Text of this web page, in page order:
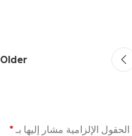
Older
الحقول الإلزامية مشار إليها بـ *